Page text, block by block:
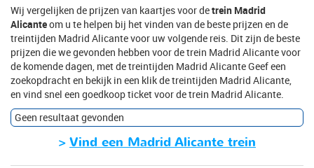
Wij vergelijken de prijzen van kaartjes voor detrein Madrid
Alicanteom u te helpen bij het vinden van de beste prijzen en de
treintijden Madrid Alicante voor uw volgende reis. Dit zijn de beste
prijzen die we gevonden hebben voor de trein Madrid Alicante voor
de komende dagen, met de treintijden Madrid Alicante Geef een
zoekopdracht en bekijk in een klik de treintijden Madrid Alicante,
en vind snel een goedkoop ticket voor de trein Madrid Alicante.
Geen resultaat gevonden
> Vind een Madrid Alicante trein